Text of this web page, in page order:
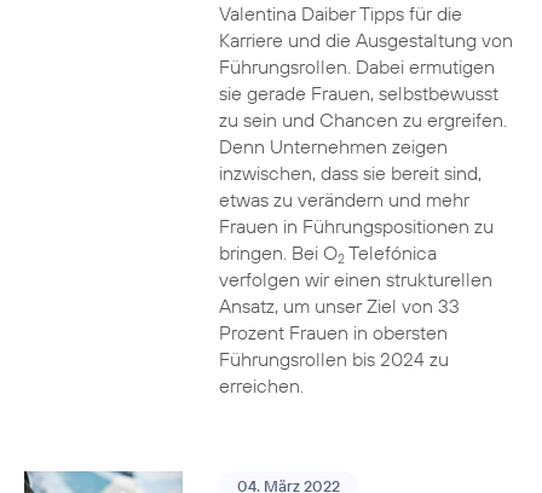
Valentina Daiber Tipps für die
Karriere und die Ausgestaltung von
Führungsrollen. Dabei ermutigen
sie gerade Frauen, selbstbewusst
zu sein und Chancen zu ergreifen.
Denn Unternehmen zeigen
inzwischen, dass sie bereit sind,
etwas zu verändern und mehr
Frauen in Führungspositionen zu
bringen. Bei O2Telefónica
verfolgen wir einen strukturellen
Ansatz, um unser Ziel von 33
Prozent Frauen in obersten
Führungsrollen bis 2024 zu
erreichen.
04. März 2022